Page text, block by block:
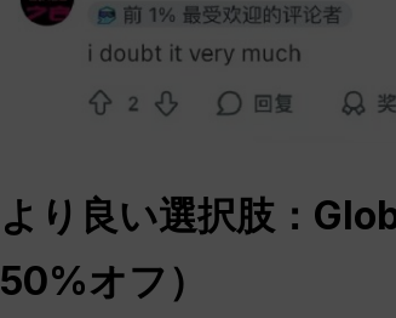
より良い選択肢：
50%オフ）